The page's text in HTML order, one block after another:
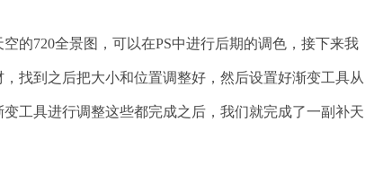
的720全景图，可以在PS中进行后期的调色，接下来我
找到之后把大小和位置调整好，然后设置好渐变工具从
工具进行调整这些都完成之后，我们就完成了一副补天